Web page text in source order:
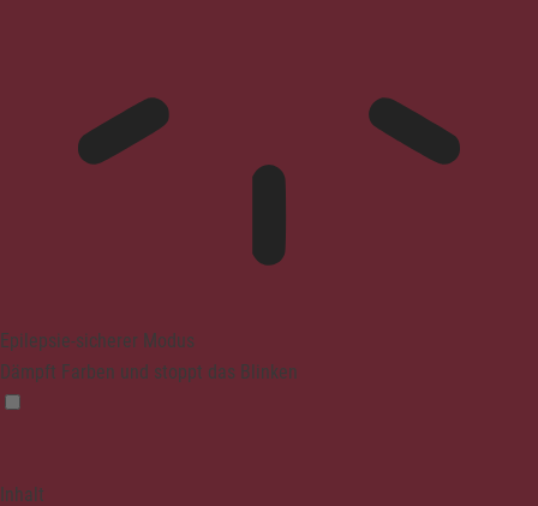
Epilepsie-sicherer Modus
Dämpft Farben und stoppt das Blinken
Inhalt